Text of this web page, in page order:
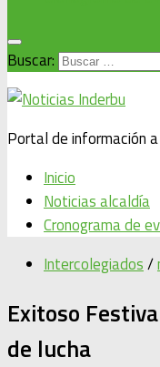
Buscar:
Portal de información
Inicio
Noticias alcaldía
Cronograma de
Intercolegiados/
Exitoso
de lucha